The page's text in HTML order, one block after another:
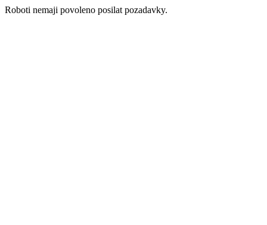
Roboti nemaji povoleno posilat pozadavky.